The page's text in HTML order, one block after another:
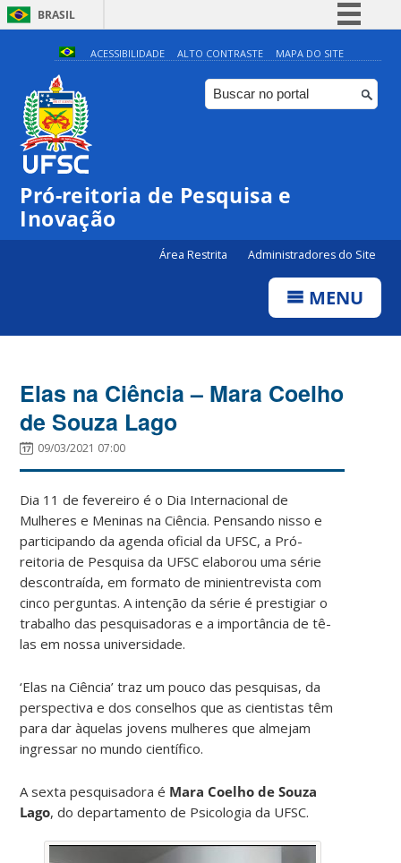
BRASIL
Simplifique!
Comunica BR
Participe
Canais
ACESSIBILIDADE ALTO CONTRASTE MAPA DO SITE
Pró-reitoria de Pesquisa e
Inovação
Área Restrita Administradores do Site
MENU
Elas na Ciência – Mara Coelho
de Souza Lago
09/03/2021 07:00
Dia 11 de fevereiro é o Dia Internacional de
Mulheres e Meninas na Ciência. Pensando nisso e
participando da agenda oficial da UFSC, a Pró-
reitoria de Pesquisa da UFSC elaborou uma série
descontraída, em formato de minientrevista com
cinco perguntas. A intenção da série é prestigiar o
trabalho das pesquisadoras e a importância de tê-
las em nossa universidade.
‘Elas na Ciência’ traz um pouco das pesquisas, da
perspectiva e dos conselhos que as cientistas têm
para dar àquelas jovens mulheres que almejam
ingressar no mundo científico.
A sexta pesquisadora é Mara Coelho de Souza
Lago, do departamento de Psicologia da UFSC.